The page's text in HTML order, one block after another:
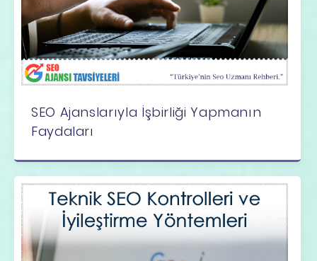
SEO Ajanslarıyla İşbirliği Yapmanın
Faydaları